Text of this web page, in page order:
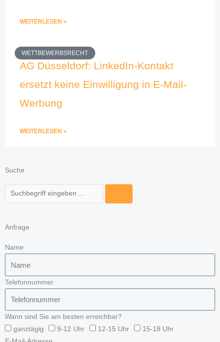
WEITERLESEN »
WETTBEWERBSRECHT
AG Düsseldorf: LinkedIn-Kontakt
ersetzt keine Einwilligung in E-Mail-
Werbung
WEITERLESEN »
Suche
Suche
Anfrage
Name
Telefonnummer
Wann sind Sie am besten erreichbar?
ganztägig
9-12 Uhr 12-15 Uhr
15-18 Uhr